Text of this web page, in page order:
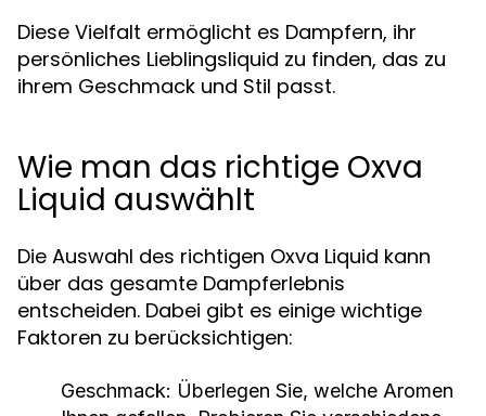
Diese Vielfalt ermöglicht es Dampfern, ihr
persönliches Lieblingsliquid zu finden, das zu
ihrem Geschmack und Stil passt.
Wie man das richtige Oxva
Liquid auswählt
Die Auswahl des richtigen Oxva Liquid kann
über das gesamte Dampferlebnis
entscheiden. Dabei gibt es einige wichtige
Faktoren zu berücksichtigen:
Geschmack: Überlegen Sie, welche Aromen